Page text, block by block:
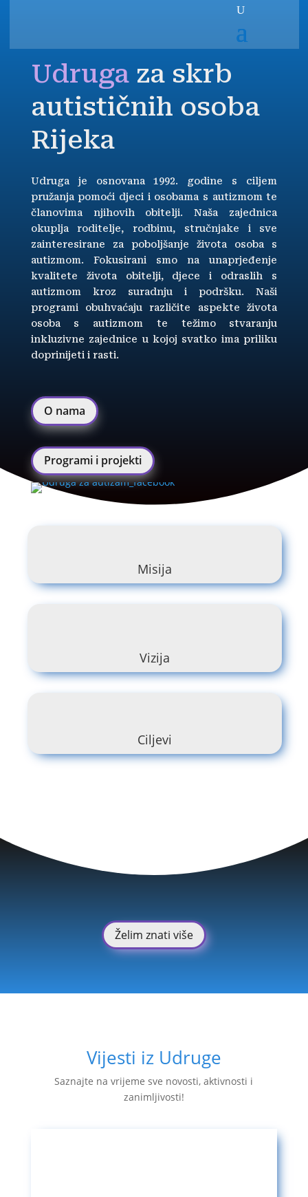
Udruga za skrb
autističnih osoba
Rijeka
Udruga je osnovana 1992. godine s ciljem
pružanja pomoći djeci i osobama s autizmom te
članovima njihovih obitelji. Naša zajednica
okuplja roditelje, rodbinu, stručnjake i sve
zainteresirane za poboljšanje života osoba s
autizmom. Fokusirani smo na unaprjeđenje
kvalitete života obitelji, djece i odraslih s
autizmom kroz suradnju i podršku. Naši
programi obuhvaćaju različite aspekte života
osoba s autizmom te težimo stvaranju
inkluzivne zajednice u kojoj svatko ima priliku
doprinijeti i rasti.
O nama
Programi i projekti
Misija
Vizija
Ciljevi
Želim znati više
Vijesti iz Udruge
Saznajte na vrijeme sve novosti, aktivnosti i
zanimljivosti!